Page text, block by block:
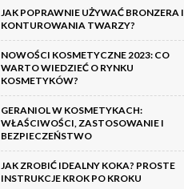
JAK POPRAWNIE UŻYWAĆ BRONZERA I
KONTUROWANIA TWARZY?
NOWOŚCI KOSMETYCZNE 2023: CO
WARTO WIEDZIEĆ O RYNKU
KOSMETYKÓW?
GERANIOL W KOSMETYKACH:
WŁAŚCIWOŚCI, ZASTOSOWANIE I
BEZPIECZEŃSTWO
JAK ZROBIĆ IDEALNY KOKA? PROSTE
INSTRUKCJE KROK PO KROKU